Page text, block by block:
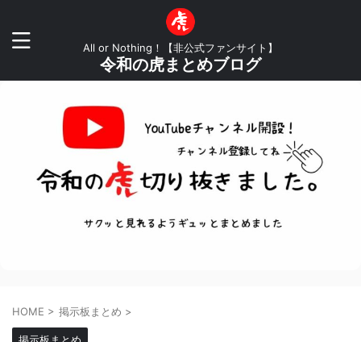
All or Nothing！【非公式ファンサイト】
令和の虎まとめブログ
HOME > 掲示板まとめ >